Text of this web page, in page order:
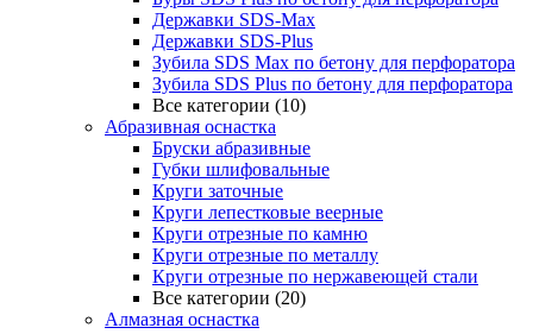
Державки SDS-Max
Державки SDS-Plus
Зубила SDS Mах по бетону для перфоратора
Зубила SDS Plus по бетону для перфоратора
Все категории (10)
Абразивная оснастка
Бруски абразивные
Губки шлифовальные
Круги заточные
Круги лепестковые веерные
Круги отрезные по камню
Круги отрезные по металлу
Круги отрезные по нержавеющей стали
Все категории (20)
Алмазная оснастка